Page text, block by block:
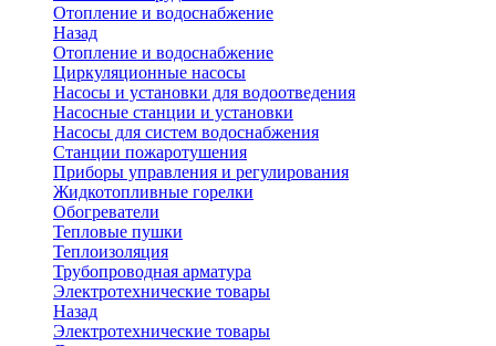
Отопление и водоснабжение
Назад
Отопление и водоснабжение
Циркуляционные насосы
Насосы и установки для водоотведения
Насосные станции и установки
Насосы для систем водоснабжения
Станции пожаротушения
Приборы управления и регулирования
Жидкотопливные горелки
Обогреватели
Тепловые пушки
Теплоизоляция
Трубопроводная арматура
Электротехнические товары
Назад
Электротехнические товары